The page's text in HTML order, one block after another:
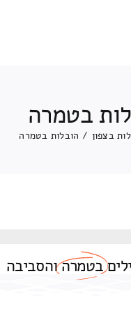
בטמרה
בצפון / הובלות בטמרה
בטמרהוהסביבה